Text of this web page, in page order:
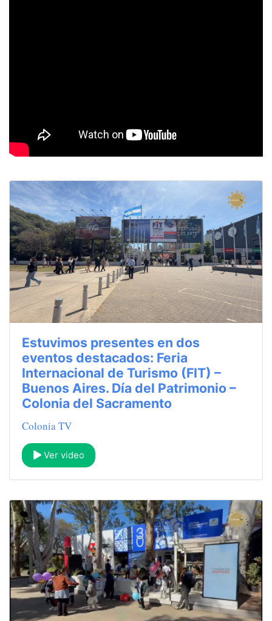
Estuvimos presentes en dos
eventos destacados: Feria
Internacional de Turismo (FIT) –
Buenos Aires. Día del Patrimonio –
Colonia del Sacramento
Colonia TV
Ver video